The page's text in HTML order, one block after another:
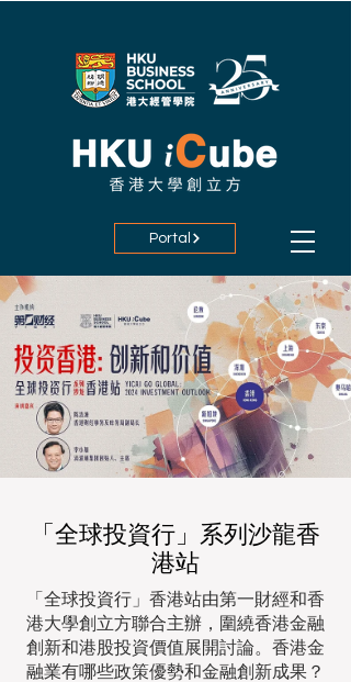
Portal
「全球投資行」系列沙龍香
港站
「全球投資行」香港站由第一財經和香
港大學創立方聯合主辦，圍繞香港金融
創新和港股投資價值展開討論。香港金
融業有哪些政策優勢和金融創新成果？